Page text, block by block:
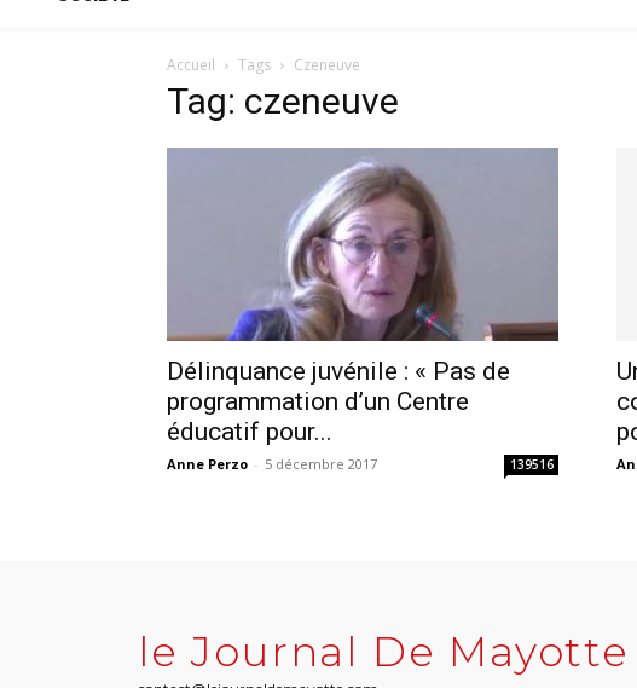
Accueil Tags Czeneuve
Tag: czeneuve
Délinquance juvénile : « Pas de
programmation d’un Centre
éducatif pour...
Anne Perzo - 5 décembre 2017 139516
le Journal De Mayotte